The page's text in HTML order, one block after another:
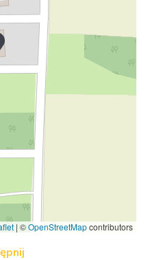
| ©OpenStreetMapcontributors